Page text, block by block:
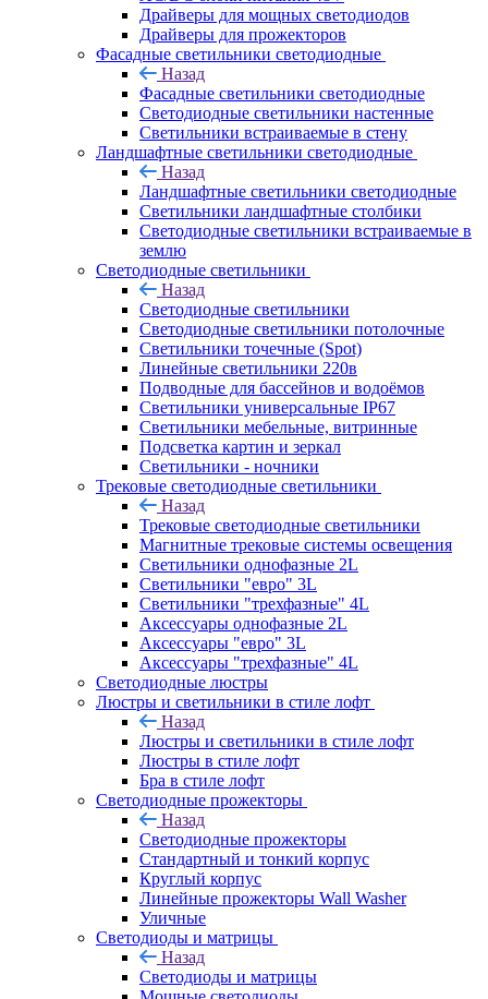
Драйверы для мощных светодиодов
Драйверы для прожекторов
Фасадные светильники светодиодные
Назад
Фасадные светильники светодиодные
Светодиодные светильники настенные
Светильники встраиваемые в стену
Ландшафтные светильники светодиодные
Назад
Ландшафтные светильники светодиодные
Светильники ландшафтные столбики
Светодиодные светильники встраиваемые в
землю
Светодиодные светильники
Назад
Светодиодные светильники
Светодиодные светильники потолочные
Светильники точечные (Spot)
Линейные светильники 220в
Подводные для бассейнов и водоёмов
Светильники универсальные IP67
Светильники мебельные, витринные
Подсветка картин и зеркал
Светильники - ночники
Трековые светодиодные светильники
Назад
Трековые светодиодные светильники
Магнитные трековые системы освещения
Светильники однофазные 2L
Светильники "евро" 3L
Светильники "трехфазные" 4L
Аксессуары однофазные 2L
Аксессуары "евро" 3L
Аксессуары "трехфазные" 4L
Светодиодные люстры
Люстры и светильники в стиле лофт
Назад
Люстры и светильники в стиле лофт
Люстры в стиле лофт
Бра в стиле лофт
Светодиодные прожекторы
Назад
Светодиодные прожекторы
Стандартный и тонкий корпус
Круглый корпус
Линейные прожекторы Wall Washer
Уличные
Светодиоды и матрицы
Назад
Светодиоды и матрицы